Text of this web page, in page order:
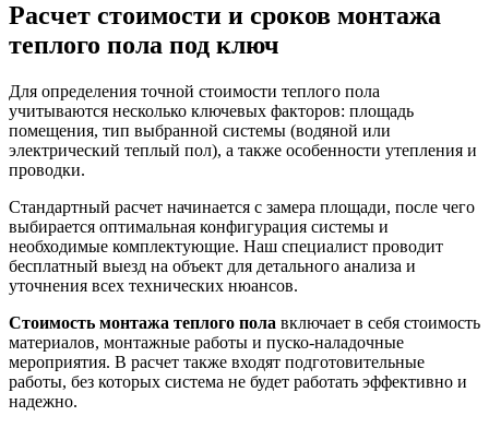
Расчет стоимости и сроков монтажа
теплого пола под ключ
Для определения точной стоимости теплого пола
учитываются несколько ключевых факторов: площадь
помещения, тип выбранной системы (водяной или
электрический теплый пол), а также особенности утепления и
проводки.
Стандартный расчет начинается с замера площади, после чего
выбирается оптимальная конфигурация системы и
необходимые комплектующие. Наш специалист проводит
бесплатный выезд на объект для детального анализа и
уточнения всех технических нюансов.
Стоимость монтажа теплого пола включает в себя стоимость
материалов, монтажные работы и пуско-наладочные
мероприятия. В расчет также входят подготовительные
работы, без которых система не будет работать эффективно и
надежно.